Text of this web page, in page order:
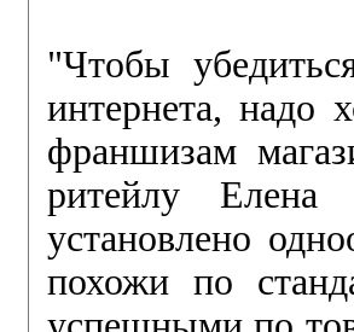
"Чтобы
интернета, надо
франшизам
ритейлу
установлено
похожи по